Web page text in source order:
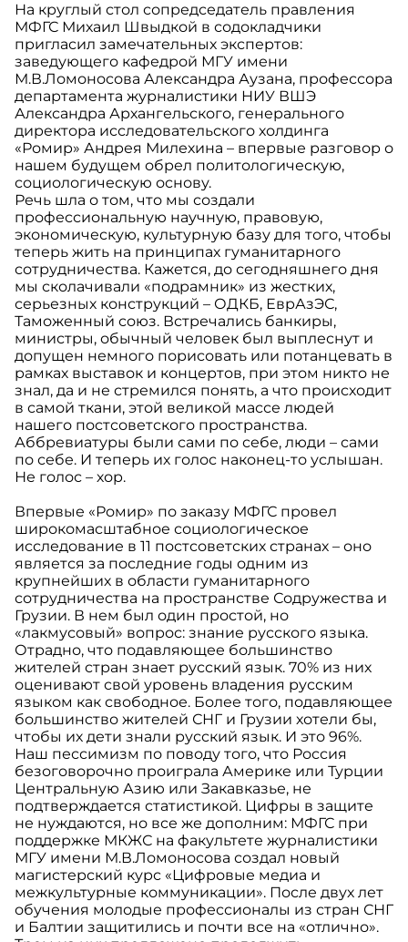
На круглый стол сопредседатель правления
МФГС Михаил Швыдкой в содокладчики
пригласил замечательных экспертов:
заведующего кафедрой МГУ имени
М.В.Ломоносова Александра Аузана, профессора
департамента журналистики НИУ ВШЭ
Александра Архангельского, генерального
директора исследовательского холдинга
«Ромир» Андрея Милехина – впервые разговор о
нашем будущем обрел политологическую,
социологическую основу.
Речь шла о том, что мы создали
профессиональную научную, правовую,
экономическую, культурную базу для того, чтобы
теперь жить на принципах гуманитарного
сотрудничества. Кажется, до сегодняшнего дня
мы сколачивали «подрамник» из жестких,
серьезных конструкций – ОДКБ, ЕврАзЭС,
Таможенный союз. Встречались банкиры,
министры, обычный человек был выплеснут и
допущен немного порисовать или потанцевать в
рамках выставок и концертов, при этом никто не
знал, да и не стремился понять, а что происходит
в самой ткани, этой великой массе людей
нашего постсоветского пространства.
Аббревиатуры были сами по себе, люди – сами
по себе. И теперь их голос наконец-то услышан.
Не голос – хор.
Впервые «Ромир» по заказу МФГС провел
широкомасштабное социологическое
исследование в 11 постсоветских странах – оно
является за последние годы одним из
крупнейших в области гуманитарного
сотрудничества на пространстве Содружества и
Грузии. В нем был один простой, но
«лакмусовый» вопрос: знание русского языка.
Отрадно, что подавляющее большинство
жителей стран знает русский язык. 70% из них
оценивают свой уровень владения русским
языком как свободное. Более того, подавляющее
большинство жителей СНГ и Грузии хотели бы,
чтобы их дети знали русский язык. И это 96%.
Наш пессимизм по поводу того, что Россия
безоговорочно проиграла Америке или Турции
Центральную Азию или Закавказье, не
подтверждается статистикой. Цифры в защите
не нуждаются, но все же дополним: МФГС при
поддержке МКЖС на факультете журналистики
МГУ имени М.В.Ломоносова создал новый
магистерский курс «Цифровые медиа и
межкультурные коммуникации». После двух лет
обучения молодые профессионалы из стран СНГ
и Балтии защитились и почти все на «отлично».